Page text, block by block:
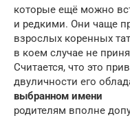
которые ещё можно
и редкими. Они чаще
взрослых коренных
в коем случае не
Считается, что это
двуличности его
выбранном имени
родителям вполне